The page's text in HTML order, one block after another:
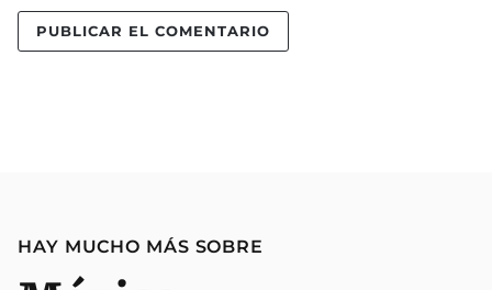
HAY MUCHO MÁS SOBRE